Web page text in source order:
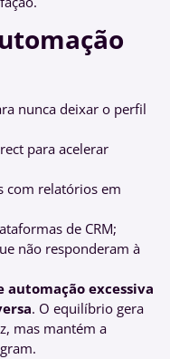
nunca deixar o perfil
para acelerar
com relatórios em
de CRM;
não responderam à
automação excessiva
. O equilíbrio gera
mas mantém a